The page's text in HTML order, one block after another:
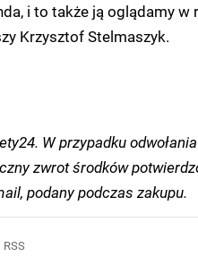
i to także ją oglądamy w
Krzysztof Stelmaszyk.
W przypadku
zwrot środków
podany podczas zakupu.
RSS